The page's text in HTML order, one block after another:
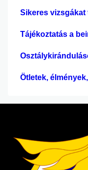
Sikeres
Tájékoztatás a
Ötletek,